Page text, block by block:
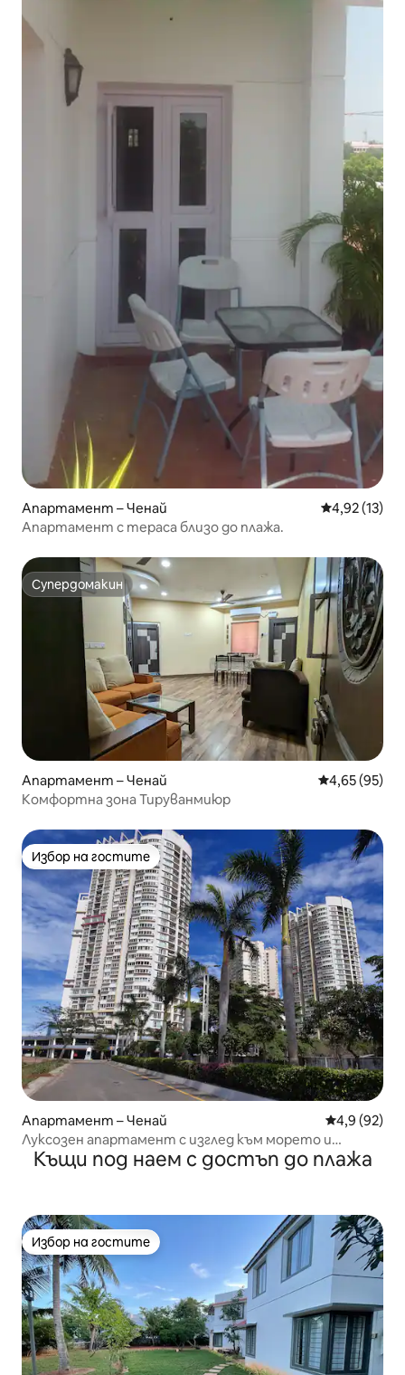
Апартамент – Ченай Средна
4,92 (13)
Апартамент с тераса близо до плажа.
Супердомакин
Супердомакин
Апартамент – Ченай Средна
4,65 (95)
Комфортна зона Тируванмиюр
Избор на гостите
Избор на гостите
Апартамент – Ченай Средна
4,9 (92)
Луксозен апартамент с изглед към морето и
езерото: Ченай
Къщи под наем с достъп до плажа
Избор на гостите
Избор на гостите